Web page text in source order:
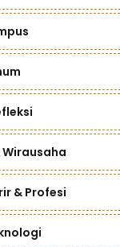
& Profesi